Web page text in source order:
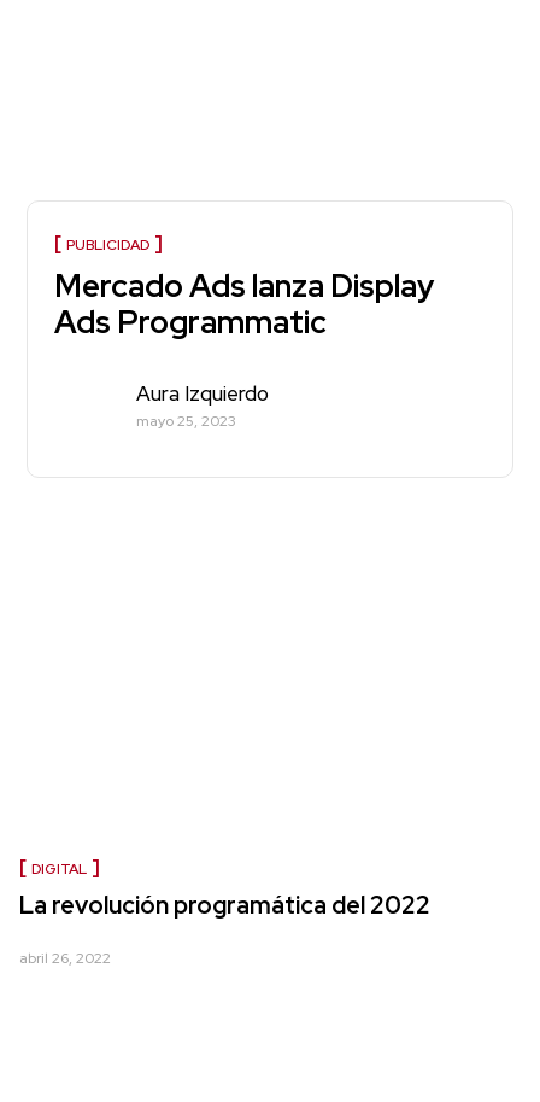
PUBLICIDAD
Mercado Ads lanza Display
Ads Programmatic
Aura Izquierdo
mayo 25, 2023
DIGITAL
La revolución programática del 2022
abril 26, 2022